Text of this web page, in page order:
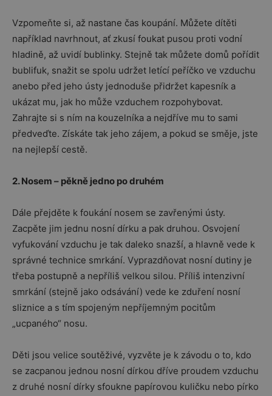
Vzpomeňte si, až nastane čas koupání. Můžete dítěti
například navrhnout, ať zkusí foukat pusou proti vodní
hladině, až uvidí bublinky. Stejně tak můžete domů pořídit
bublifuk, snažit se spolu udržet letící peříčko ve vzduchu
anebo před jeho ústy jednoduše přidržet kapesník a
ukázat mu, jak ho může vzduchem rozpohybovat.
Zahrajte si s ním na kouzelníka a nejdříve mu to sami
předveďte. Získáte tak jeho zájem, a pokud se směje, jste
na nejlepší cestě.
2. Nosem – pěkně jedno po druhém
Dále přejděte k foukání nosem se zavřenými ústy.
Zacpěte jim jednu nosní dírku a pak druhou. Osvojení
vyfukování vzduchu je tak daleko snazší, a hlavně vede k
správné technice smrkání. Vyprazdňovat nosní dutiny je
třeba postupně a nepříliš velkou silou. Příliš intenzivní
smrkání (stejně jako odsávání) vede ke zduření nosní
sliznice a s tím spojeným nepříjemným pocitům
„ucpaného“ nosu.
Děti jsou velice soutěživé, vyzvěte je k závodu o to, kdo
se zacpanou jednou nosní dírkou dříve proudem vzduchu
z druhé nosní dírky sfoukne papírovou kuličku nebo pírko